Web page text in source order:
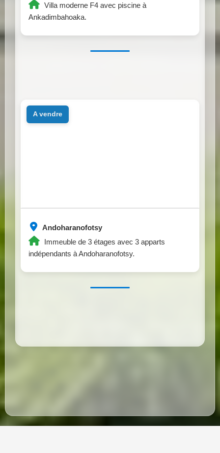
Villa moderne F4 avec piscine à
Ankadimbahoaka.
Andoharanofotsy
Immeuble de 3 étages avec 3 apparts
indépendants à Andoharanofotsy.
a vendre